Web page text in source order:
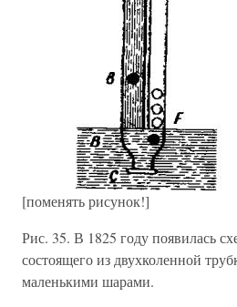
[поменять рисунок!]
Рис. 35. В 1825 году появилась
состоящего из двухколенной
маленькими шарами.